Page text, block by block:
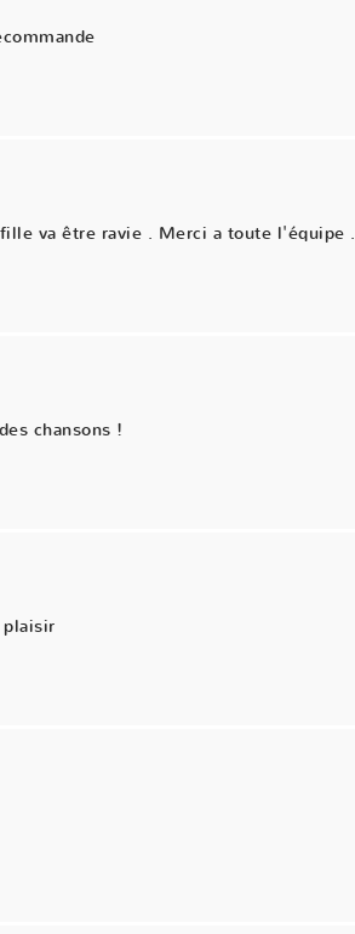
va être ravie . Merci a toute l'équipe .
chansons !
plaisir